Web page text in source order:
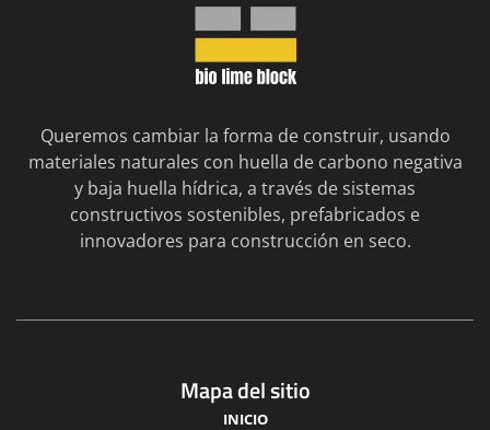
Queremos cambiar la forma de construir, usando
materiales naturales con huella de carbono negativa
y baja huella hídrica, a través de sistemas
constructivos sostenibles, prefabricados e
innovadores para construcción en seco.
Mapa del sitio
INICIO